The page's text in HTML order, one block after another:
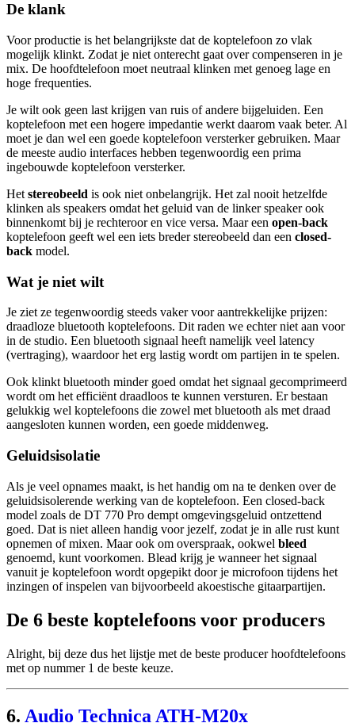
De klank
Voor productie is het belangrijkste dat de koptelefoon zo vlak
mogelijk klinkt. Zodat je niet onterecht gaat over compenseren in je
mix. De hoofdtelefoon moet neutraal klinken met genoeg lage en
hoge frequenties.
Je wilt ook geen last krijgen van ruis of andere bijgeluiden. Een
koptelefoon met een hogere impedantie werkt daarom vaak beter. Al
moet je dan wel een goede koptelefoon versterker gebruiken. Maar
de meeste audio interfaces hebben tegenwoordig een prima
ingebouwde koptelefoon versterker.
Het stereobeeld is ook niet onbelangrijk. Het zal nooit hetzelfde
klinken als speakers omdat het geluid van de linker speaker ook
binnenkomt bij je rechteroor en vice versa. Maar een open-back
koptelefoon geeft wel een iets breder stereobeeld dan een closed-
back model.
Wat je niet wilt
Je ziet ze tegenwoordig steeds vaker voor aantrekkelijke prijzen:
draadloze bluetooth koptelefoons. Dit raden we echter niet aan voor
in de studio. Een bluetooth signaal heeft namelijk veel latency
(vertraging), waardoor het erg lastig wordt om partijen in te spelen.
Ook klinkt bluetooth minder goed omdat het signaal gecomprimeerd
wordt om het efficiënt draadloos te kunnen versturen. Er bestaan
gelukkig wel koptelefoons die zowel met bluetooth als met draad
aangesloten kunnen worden, een goede middenweg.
Geluidsisolatie
Als je veel opnames maakt, is het handig om na te denken over de
geluidsisolerende werking van de koptelefoon. Een closed-back
model zoals de DT 770 Pro dempt omgevingsgeluid ontzettend
goed. Dat is niet alleen handig voor jezelf, zodat je in alle rust kunt
opnemen of mixen. Maar ook om overspraak, ookwel bleed
genoemd, kunt voorkomen. Blead krijg je wanneer het signaal
vanuit je koptelefoon wordt opgepikt door je microfoon tijdens het
inzingen of inspelen van bijvoorbeeld akoestische gitaarpartijen.
De 6 beste koptelefoons voor producers
Alright, bij deze dus het lijstje met de beste producer hoofdtelefoons
met op nummer 1 de beste keuze.
6. Audio Technica ATH-M20x